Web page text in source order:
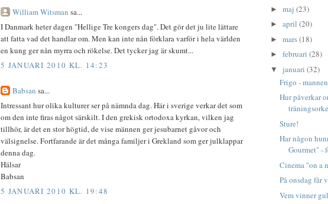
William Witsman sa...
I Danmark heter dagen "Hellige Tre kongers dag". Det gör det ju lite lättare
att fatta vad det handlar om. Men kan inte nån förklara varför i hela världen
en kung ger nån myrra och rökelse. Det tycker jag är skumt...
5 JANUARI 2010 KL. 14:23
Babsan sa...
Intressant hur olika kulturer ser på nämnda dag. Här i sverige verkar det som
om den inte firas något särskilt. I den grekisk ortodoxa kyrkan, vilken jag
tillhör, är det en stor högtid, de vise männen ger jesubarnet gåvor och
välsignelse. Fortfarande är det många familjer i Grekland som ger julklappar
denna dag.
Hälsar
Babsan
5 JANUARI 2010 KL. 19:48
► maj (23)
► april (20)
► mars(18)
► februari (28)
▼ januari (32)
Frigo -
Hur påverkar
Sture!
Har någon
Gourmet" -
Cinema "on a
På onsdag
Vem vinner